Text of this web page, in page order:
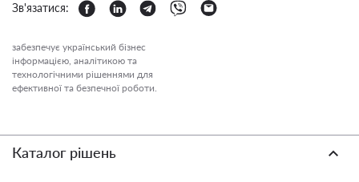
Зв'язатися:
забезпечує український бізнес
інформацією, аналітикою та
технологічними рішеннями для
ефективної та безпечної роботи.
Каталог рішень